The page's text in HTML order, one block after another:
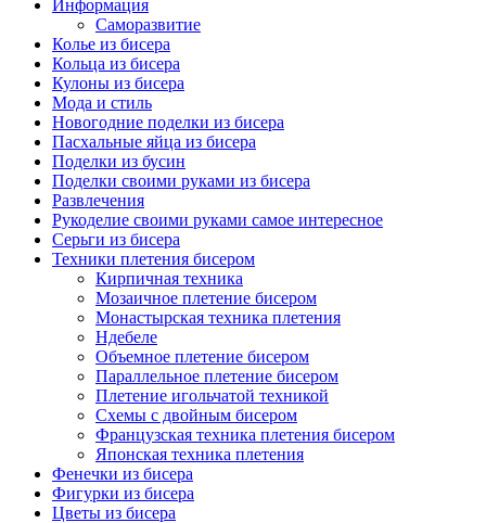
Информация
Саморазвитие
Колье из бисера
Кольца из бисера
Кулоны из бисера
Мода и стиль
Новогодние поделки из бисера
Пасхальные яйца из бисера
Поделки из бусин
Поделки своими руками из бисера
Развлечения
Рукоделие своими руками самое интересное
Серьги из бисера
Техники плетения бисером
Кирпичная техника
Мозаичное плетение бисером
Монастырская техника плетения
Ндебеле
Объемное плетение бисером
Параллельное плетение бисером
Плетение игольчатой техникой
Схемы с двойным бисером
Французская техника плетения бисером
Японская техника плетения
Фенечки из бисера
Фигурки из бисера
Цветы из бисера